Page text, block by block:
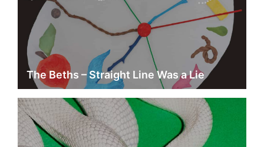
The Beths – Straight Line Was a Lie